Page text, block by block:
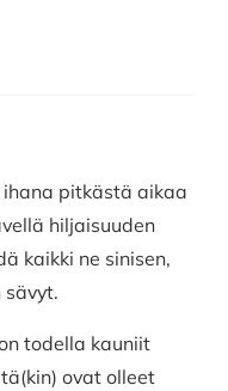
ihana pitkästä aikaa
hiljaisuuden
kaikki ne sinisen,
sävyt.
todella kauniit
ovat olleet